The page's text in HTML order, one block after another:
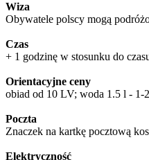
Wiza
Obywatele polscy mogą
Czas
+ 1 godzinę w stosunku do
Orientacyjne ceny
obiad od 10 LV; woda 1.5 l -
Poczta
Znaczek na kartkę pocztową
Elektryczność